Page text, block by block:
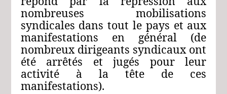
nombreuses mobilisations
syndicales dans tout le pays et aux
manifestations en général (de
nombreux dirigeants syndicaux ont
été arrêtés et jugés pour leur
activité à la tête de ces
manifestations).